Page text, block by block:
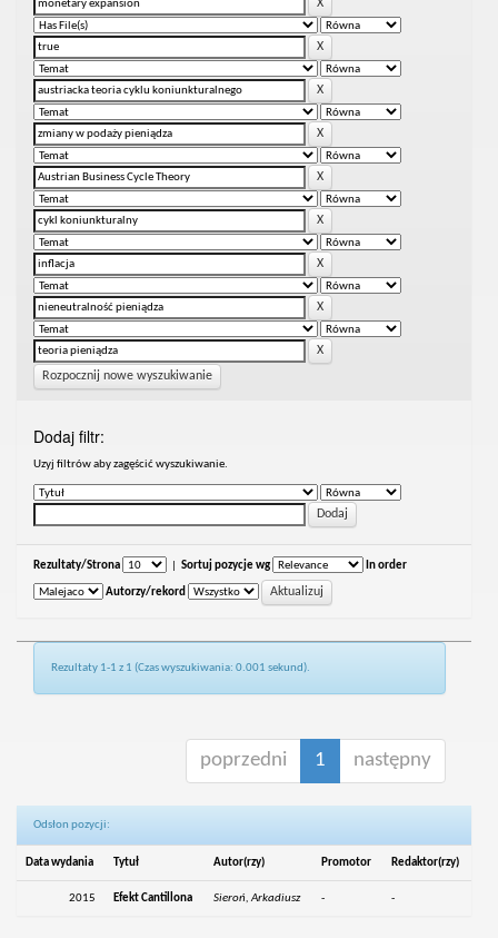
Rozpocznij nowe wyszukiwanie
Dodaj filtr:
Uzyj filtrów aby zagęścić wyszukiwanie.
Rezultaty/Strona Sortuj pozycje wg In order
Autorzy/rekord
Rezultaty 1-1 z 1 (Czas wyszukiwania: 0.001 sekund).
poprzedni 1 następny
Odsłon pozycji:
Data wydania Tytuł Autor(rzy) Promotor Redaktor(rzy)
2015 Efekt Cantillona Sieroń, Arkadiusz - -